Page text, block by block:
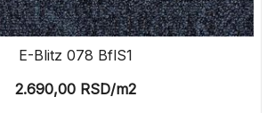
E-Blitz 078 BflS1
2.690,00 RSD/m2